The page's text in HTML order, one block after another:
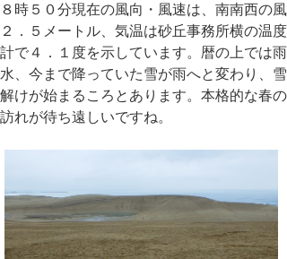
８時５０分現在の風向・風速は、南南西の風
２．５メートル、気温は砂丘事務所横の温度
計で４．１度を示しています。暦の上では雨
水、今まで降っていた雪が雨へと変わり、雪
解けが始まるころとあります。本格的な春の
訪れが待ち遠しいですね。